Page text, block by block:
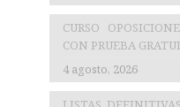
CURSO
CON PRUEBA
4 agosto, 2026